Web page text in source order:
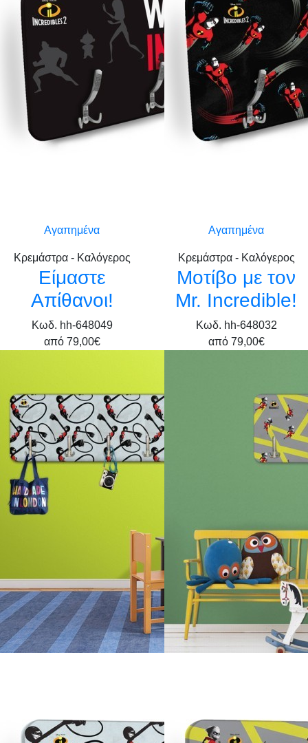
Αγαπημένα
Κρεμάστρα - Καλόγερος
Είμαστε
Απίθανοι!
Κωδ. hh-648049
από 79,00€
Αγαπημένα
Κρεμάστρα - Καλόγερος
Μοτίβο με τον
Mr. Incredible!
Κωδ. hh-648032
από 79,00€